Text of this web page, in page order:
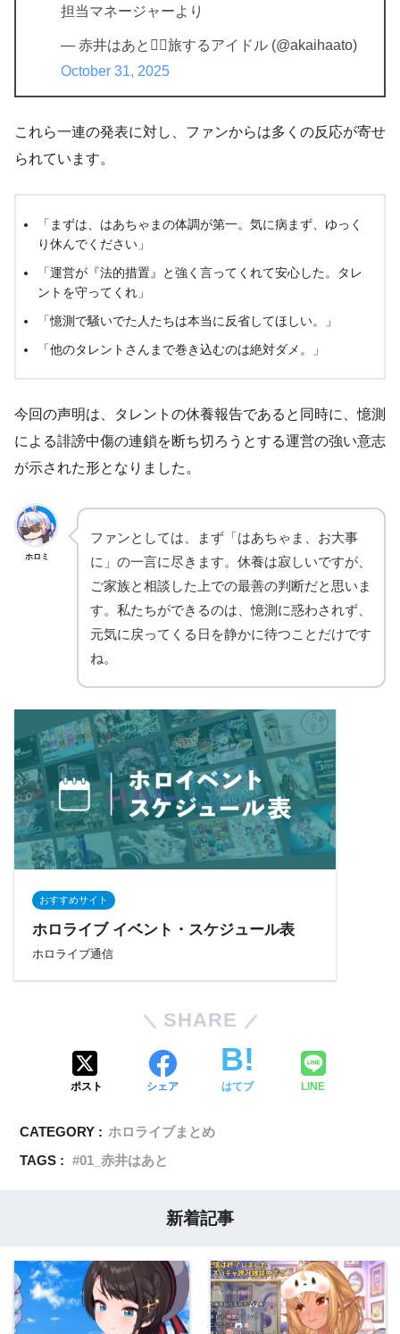
担当マネージャーより
— 赤井はあと❤️‍🔥旅するアイドル (@akaihaato)
October 31, 2025
これら一連の発表に対し、ファンからは多くの反応が寄せ
られています。
「まずは、はあちゃまの体調が第一。気に病まず、ゆっく
り休んでください」
「運営が『法的措置』と強く言ってくれて安心した。タレ
ントを守ってくれ」
「憶測で騒いでた人たちは本当に反省してほしい。」
「他のタレントさんまで巻き込むのは絶対ダメ。」
今回の声明は、タレントの休養報告であると同時に、憶測
による誹謗中傷の連鎖を断ち切ろうとする運営の強い意志
が示された形となりました。
ホロミ
ファンとしては、まず「はあちゃま、お大事
に」の一言に尽きます。休養は寂しいですが、
ご家族と相談した上での最善の判断だと思いま
す。私たちができるのは、憶測に惑わされず、
元気に戻ってくる日を静かに待つことだけです
ね。
おすすめサイト
ホロライブ イベント・スケジュール表
ホロライブ通信
SHARE
ポスト シェア はてブ LINE
CATEGORY : ホロライブまとめ
TAGS :
01_赤井はあと
新着記事